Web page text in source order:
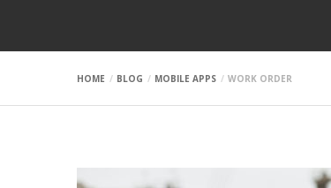
HOME BLOG MOBILE APPS WORK ORDER